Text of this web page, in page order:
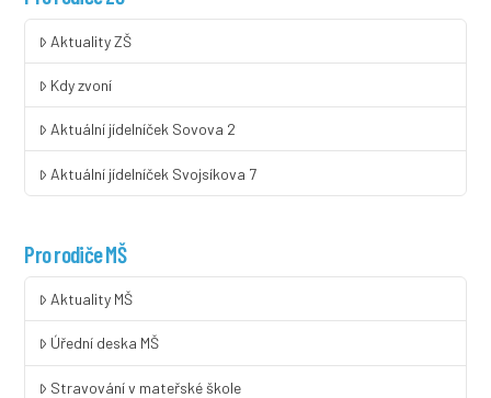
Aktuality ZŠ
Kdy zvoní
Aktuální jídelníček Sovova 2
Aktuální jídelníček Svojsíkova 7
Pro rodiče MŠ
Aktuality MŠ
Úřední deska MŠ
Stravování v mateřské škole